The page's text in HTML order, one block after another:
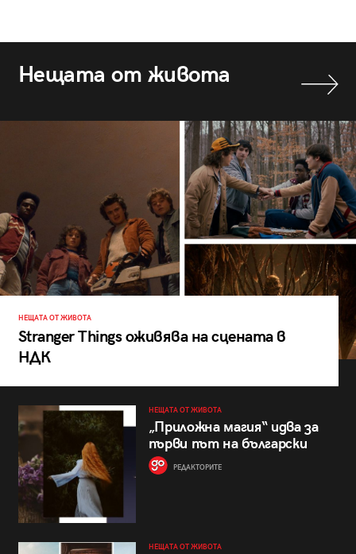
Нещата от живота
НЕЩАТА ОТ ЖИВОТА
Stranger Things оживява на сцената в
НДК
НЕЩАТА ОТ ЖИВОТА
„Приложна магия“ идва за
първи път на български
РЕДАКТОРИТЕ
НЕЩАТА ОТ ЖИВОТА